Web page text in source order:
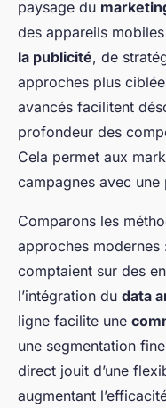
paysage du
des appareils
la publicité, de
approches plus
avancés facilitent
profondeur des
Cela permet aux
campagnes avec
Comparons les
approches modernes
comptaient sur des
l’intégration du data
ligne facilite une
une segmentation
direct jouit d’une
augmentant